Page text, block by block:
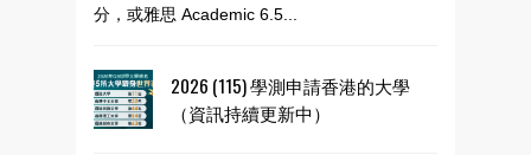
分，或雅思 Academic 6.5...
2026 (115) 學測申請香港的大學
（資訊持續更新中）